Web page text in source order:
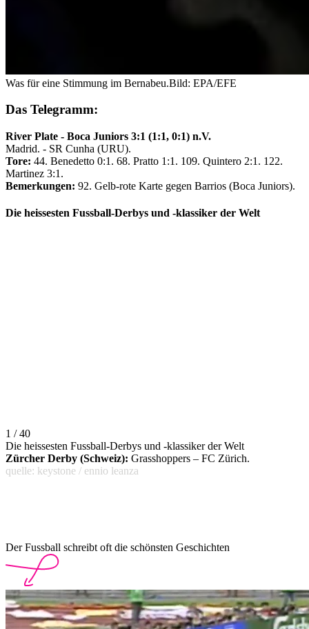
Was für eine Stimmung im Bernabeu.Bild: EPA/EFE
Das Telegramm:
River Plate - Boca Juniors 3:1 (1:1, 0:1) n.V.
Madrid. - SR Cunha (URU).
Tore: 44. Benedetto 0:1. 68. Pratto 1:1. 109. Quintero 2:1. 122.
Martinez 3:1.
Bemerkungen: 92. Gelb-rote Karte gegen Barrios (Boca Juniors).
Die heissesten Fussball-Derbys und -klassiker der Welt
1 / 40
Die heissesten Fussball-Derbys und -klassiker der Welt
Zürcher Derby (Schweiz): Grasshoppers – FC Zürich.
quelle: keystone / ennio leanza
Der Fussball schreibt oft die schönsten Geschichten